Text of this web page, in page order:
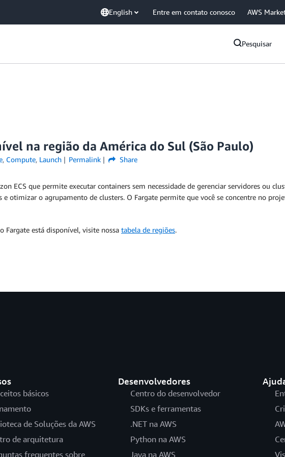
English Entre em contato conosco AWS
Pesquisar
na região da América do Sul (São Paulo)
, Compute, Launch Permalink Share
ECS que permite executar containers sem necessidade de gerenciar servidores ou
otimizar o agrupamento de clusters. O Fargate permite que você se concentre no
Fargate está disponível, visite nossa tabela de regiões.
básicos
de Soluções da AWS
de arquitetura
frequentes sobre
Desenvolvedores
Centro do desenvolvedor
SDKs e ferramentas
.NET na AWS
Python na AWS
Java na AWS